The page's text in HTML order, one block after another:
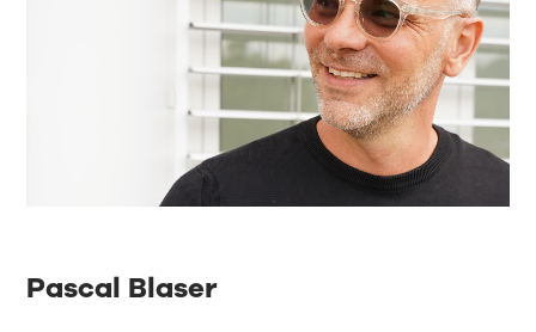
Pascal Blaser